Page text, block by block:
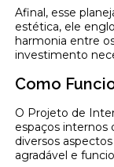
Afinal, esse
estética, ele
harmonia entre
investimento
Como
O Projeto de
espaços internos
diversos
agradável e